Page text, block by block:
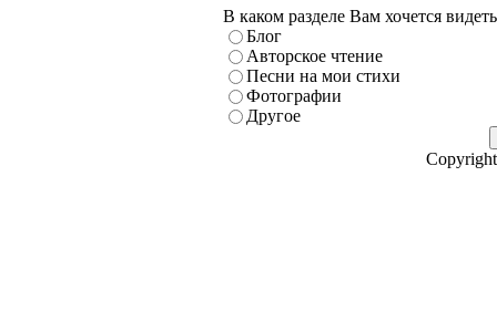
В каком разделе Вам хочется
Блог
Авторское чтение
Песни на мои стихи
Фотографии
Другое